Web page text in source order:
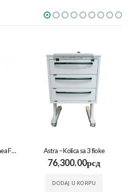
Turbina W&H – TG98 L RM Synea Fusion Astra – Kolica sa 3 fioke
76,300.00рсд
DODAJ U KORPU